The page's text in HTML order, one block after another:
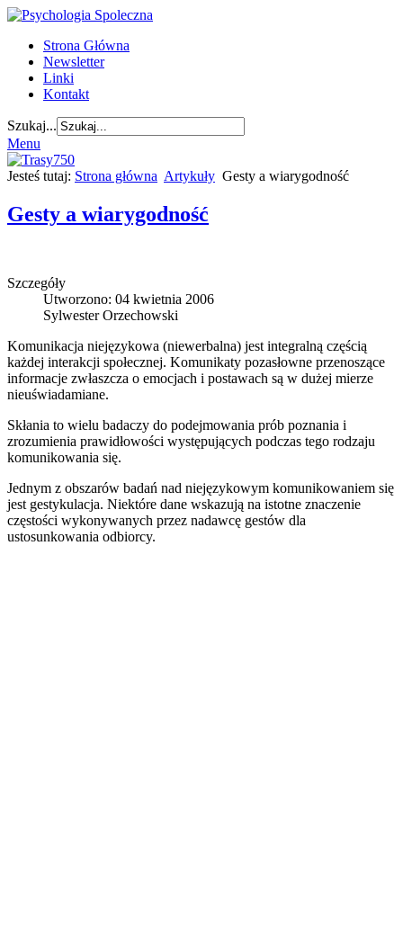
Strona Główna
Newsletter
Linki
Kontakt
Szukaj...
Menu
Jesteś tutaj: Strona główna Artykuły Gesty a wiarygodność
Gesty a wiarygodność
Szczegóły
Utworzono: 04 kwietnia 2006
Sylwester Orzechowski
Komunikacja niejęzykowa (niewerbalna) jest integralną częścią
każdej interakcji społecznej. Komunikaty pozasłowne przenoszące
informacje zwłaszcza o emocjach i postawach są w dużej mierze
nieuświadamiane.
Skłania to wielu badaczy do podejmowania prób poznania i
zrozumienia prawidłowości występujących podczas tego rodzaju
komunikowania się.
Jednym z obszarów badań nad niejęzykowym komunikowaniem się
jest gestykulacja. Niektóre dane wskazują na istotne znaczenie
częstości wykonywanych przez nadawcę gestów dla
ustosunkowania odbiorcy.